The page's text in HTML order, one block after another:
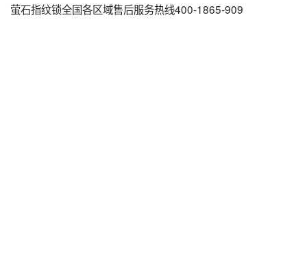
萤石指纹锁全国各区域售后服务热线400-1865-909